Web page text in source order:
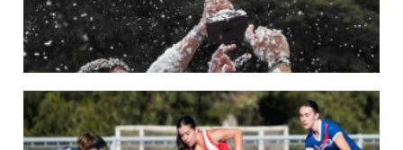
22/05/2026
LAS LEONAS CONVOCADAS PARA LA VENTANA EUROPEA DE P...
En junio, el seleccionado nacional disputará las últimas dos ventanas de Pro
League 2025-26 en Bélgica e Inglaterra.
18/05/2026
SE DEFINIERON LOS CAMPEONES DE LA PRIMERA FASE DE ...
Del 13 al 17 de mayo se llevó a cabo el torneo que reúne a los mejores clubes del
país.